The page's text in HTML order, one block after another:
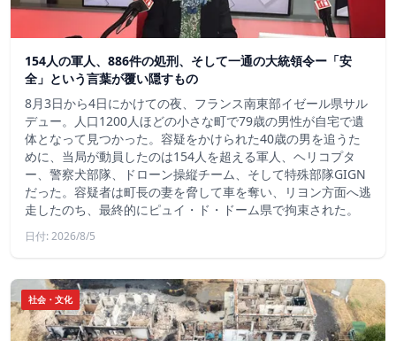
154人の軍人、886件の処刑、そして一通の大統領令ー「安
全」という言葉が覆い隠すもの
8月3日から4日にかけての夜、フランス南東部イゼール県サル
デュー。人口1200人ほどの小さな町で79歳の男性が自宅で遺
体となって見つかった。容疑をかけられた40歳の男を追うた
めに、当局が動員したのは154人を超える軍人、ヘリコプタ
ー、警察犬部隊、ドローン操縦チーム、そして特殊部隊GIGN
だった。容疑者は町長の妻を脅して車を奪い、リヨン方面へ逃
走したのち、最終的にピュイ・ド・ドーム県で拘束された。
日付: 2026/8/5
社会・文化